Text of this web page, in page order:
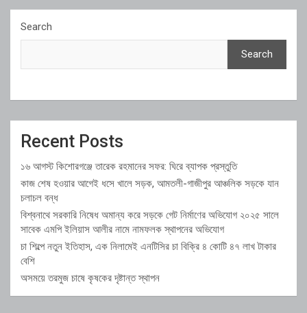
Search
Search
Recent Posts
১৬ আগস্ট কিশোরগঞ্জে তারেক রহমানের সফর: ঘিরে ব্যাপক প্রস্তুতি
কাজ শেষ হওয়ার আগেই ধসে খালে সড়ক, আমতলী-গাজীপুর আঞ্চলিক সড়কে যান
চলাচল বন্ধ
বিশ্বনাথে সরকারি নিষেধ অমান্য করে সড়কে গেট নির্মাণের অভিযোগ ২০২৫ সালে
সাবেক এমপি ইলিয়াস আলীর নামে নামফলক স্থাপনের অভিযোগ
চা শিল্পে নতুন ইতিহাস, এক নিলামেই এনটিসির চা বিক্রি ৪ কোটি ৪৭ লাখ টাকার
বেশি
অসময়ে তরমুজ চাষে কৃষকের দৃষ্টান্ত স্থাপন